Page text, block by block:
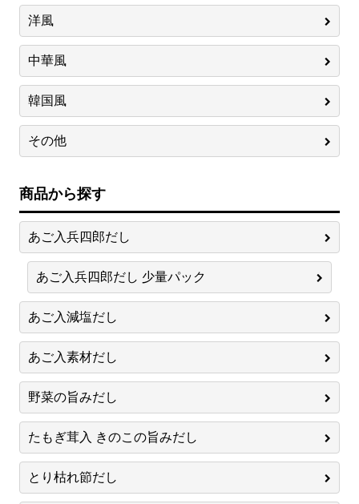
洋風
中華風
韓国風
その他
商品から探す
あご入兵四郎だし
あご入兵四郎だし 少量パック
あご入減塩だし
あご入素材だし
野菜の旨みだし
たもぎ茸入 きのこの旨みだし
とり枯れ節だし